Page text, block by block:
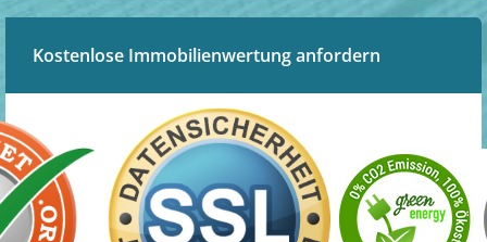
Kostenlose Immobilienwertung anfordern